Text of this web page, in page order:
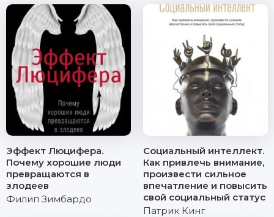
Эффект Люцифера.
Почему хорошие люди
превращаются в
злодеев
Филип Зимбардо
Социальный интеллект.
Как привлечь внимание,
произвести сильное
впечатление и повысить
свой социальный статус
Патрик Кинг